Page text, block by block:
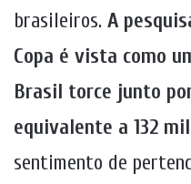
brasileiros. A
Copa é vista como
Brasil torce junto
equivalente a 132
sentimento de